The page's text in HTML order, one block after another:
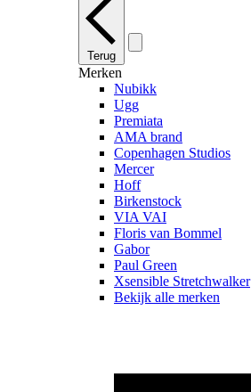
Terug
Merken
Nubikk
Ugg
Premiata
AMA brand
Copenhagen Studios
Mercer
Hoff
Birkenstock
VIA VAI
Floris van Bommel
Gabor
Paul Green
Xsensible Stretchwalker
Bekijk alle merken